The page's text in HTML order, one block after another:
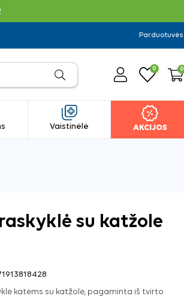
Parduotuvės
0 0
Vaistinėlė AKCIJOS
su katžole
katėms su katžole, pagaminta iš tvirto